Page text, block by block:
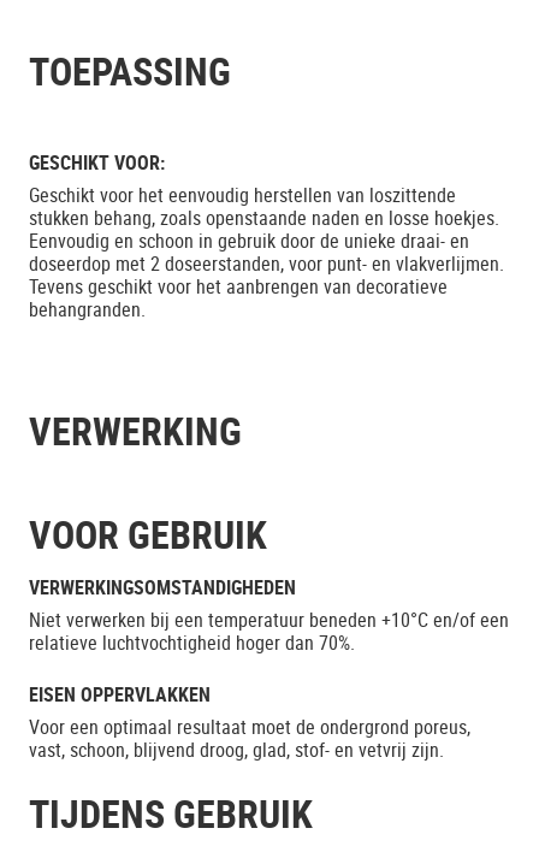
TOEPASSING
GESCHIKT VOOR:
Geschikt voor het eenvoudig herstellen van loszittende
stukken behang, zoals openstaande naden en losse hoekjes.
Eenvoudig en schoon in gebruik door de unieke draai- en
doseerdop met 2 doseerstanden, voor punt- en vlakverlijmen.
Tevens geschikt voor het aanbrengen van decoratieve
behangranden.
VERWERKING
VOOR GEBRUIK
VERWERKINGSOMSTANDIGHEDEN
Niet verwerken bij een temperatuur beneden +10°C en/of een
relatieve luchtvochtigheid hoger dan 70%.
EISEN OPPERVLAKKEN
Voor een optimaal resultaat moet de ondergrond poreus,
vast, schoon, blijvend droog, glad, stof- en vetvrij zijn.
TIJDENS GEBRUIK